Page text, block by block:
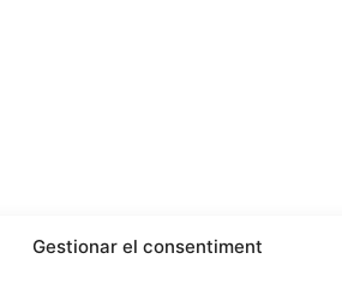
Gestionar el consentiment